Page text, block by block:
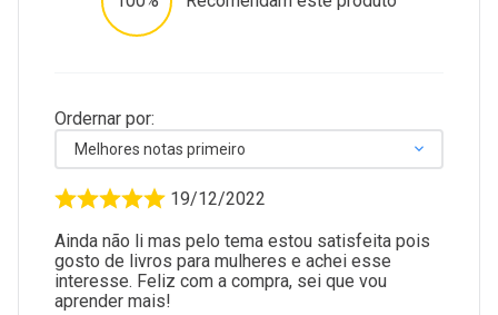
Ordernar por:
Melhores notas primeiro
19/12/2022
Ainda não li mas pelo tema estou satisfeita pois
gosto de livros para mulheres e achei esse
interesse. Feliz com a compra, sei que vou
aprender mais!